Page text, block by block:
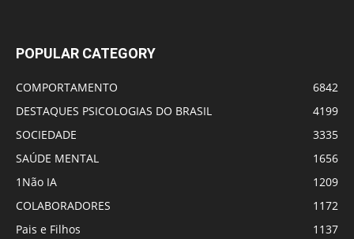
POPULAR CATEGORY
COMPORTAMENTO
6842
DESTAQUES PSICOLOGIAS DO BRASIL
4199
SOCIEDADE
3335
SAÚDE MENTAL
1656
1Não IA
1209
COLABORADORES
1172
Pais e Filhos
1137